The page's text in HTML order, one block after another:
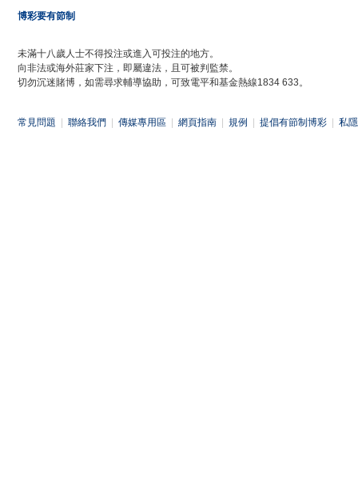
博彩要有節制
未滿十八歲人士不得投注或進入可投注的地方。
向非法或海外莊家下注，即屬違法，且可被判監禁。
切勿沉迷賭博，如需尋求輔導協助，可致電平和基金熱線1834 633。
常見問題 聯絡我們 傳媒專用區 網頁指南 規例 提倡有節制博彩 私